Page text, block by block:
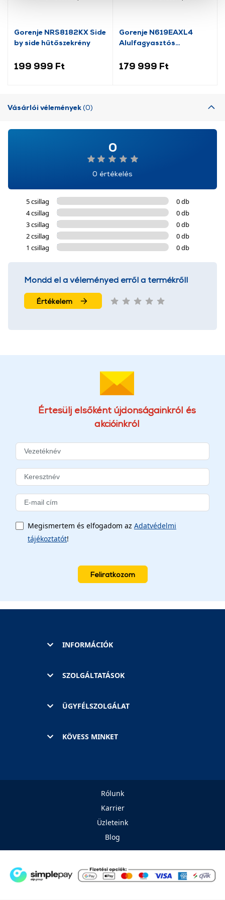
További információk:ÁSZF ésAdatvédelem
Gorenje NRS8182KX Side
by side hűtőszekrény
199 999 Ft
Gorenje N619EAXL4
Alulfagyasztós
179 999 Ft
Vásárlói vélemények(0)
0
0 értékelés
5 csillag
0 db
4 csillag
0 db
3 csillag
0 db
2 csillag
0 db
1 csillag
0 db
Mondd el a véleményed erről a termékről!
Értékelem
Értesülj elsőként újdonságainkról és
akcióinkról
Megismertem és elfogadom az Adatvédelmi
tájékoztatót!
Feliratkozom
INFORMÁCIÓK
SZOLGÁLTATÁSOK
ÜGYFÉLSZOLGÁLAT
KÖVESS MINKET
Rólunk
Karrier
Üzleteink
Blog